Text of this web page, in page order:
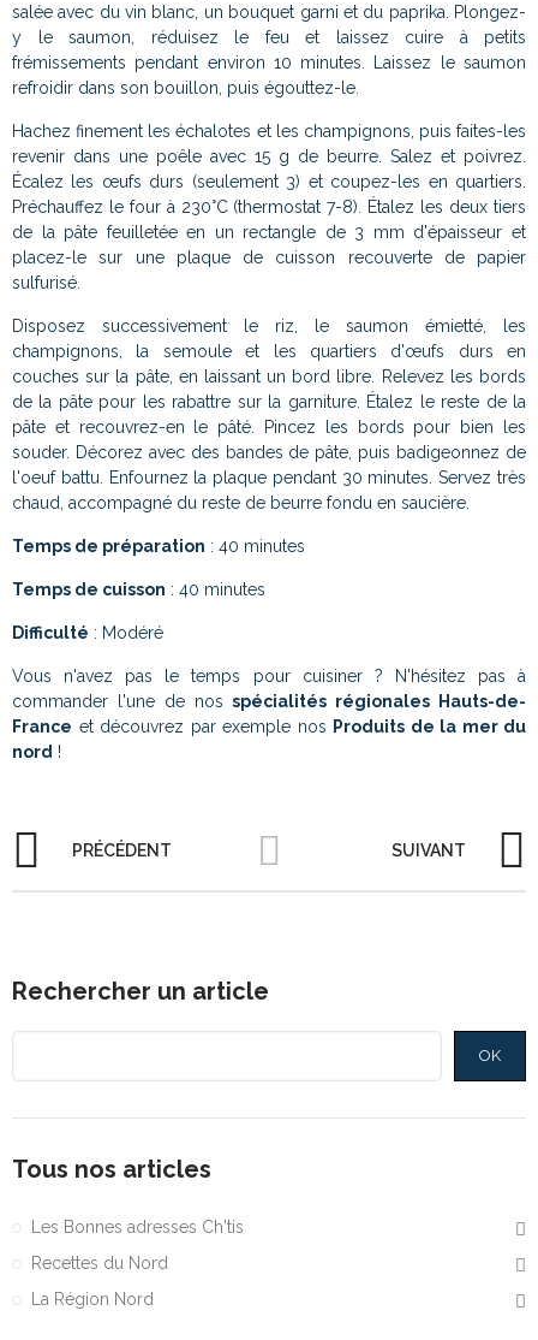
salée avec du vin blanc, un bouquet garni et du paprika. Plongez-
y le saumon, réduisez le feu et laissez cuire à petits
frémissements pendant environ 10 minutes. Laissez le saumon
refroidir dans son bouillon, puis égouttez-le.
Hachez finement les échalotes et les champignons, puis faites-les
revenir dans une poêle avec 15 g de beurre. Salez et poivrez.
Écalez les œufs durs (seulement 3) et coupez-les en quartiers.
Préchauffez le four à 230°C (thermostat 7-8). Étalez les deux tiers
de la pâte feuilletée en un rectangle de 3 mm d'épaisseur et
placez-le sur une plaque de cuisson recouverte de papier
sulfurisé.
Disposez successivement le riz, le saumon émietté, les
champignons, la semoule et les quartiers d'œufs durs en
couches sur la pâte, en laissant un bord libre. Relevez les bords
de la pâte pour les rabattre sur la garniture. Étalez le reste de la
pâte et recouvrez-en le pâté. Pincez les bords pour bien les
souder. Décorez avec des bandes de pâte, puis badigeonnez de
l'oeuf battu. Enfournez la plaque pendant 30 minutes. Servez très
chaud, accompagné du reste de beurre fondu en saucière.
Temps de préparation : 40 minutes
Temps de cuisson : 40 minutes
Difficulté : Modéré
Vous n'avez pas le temps pour cuisiner ? N'hésitez pas à
commander l'une de nosspécialités régionales Hauts-de-
France et découvrez par exemple nos Produits de la mer du
nord !
PRÉCÉDENT SUIVANT
Rechercher un article
OK
Tous nos articles
Les Bonnes adresses Ch'tis
Recettes du Nord
La Région Nord